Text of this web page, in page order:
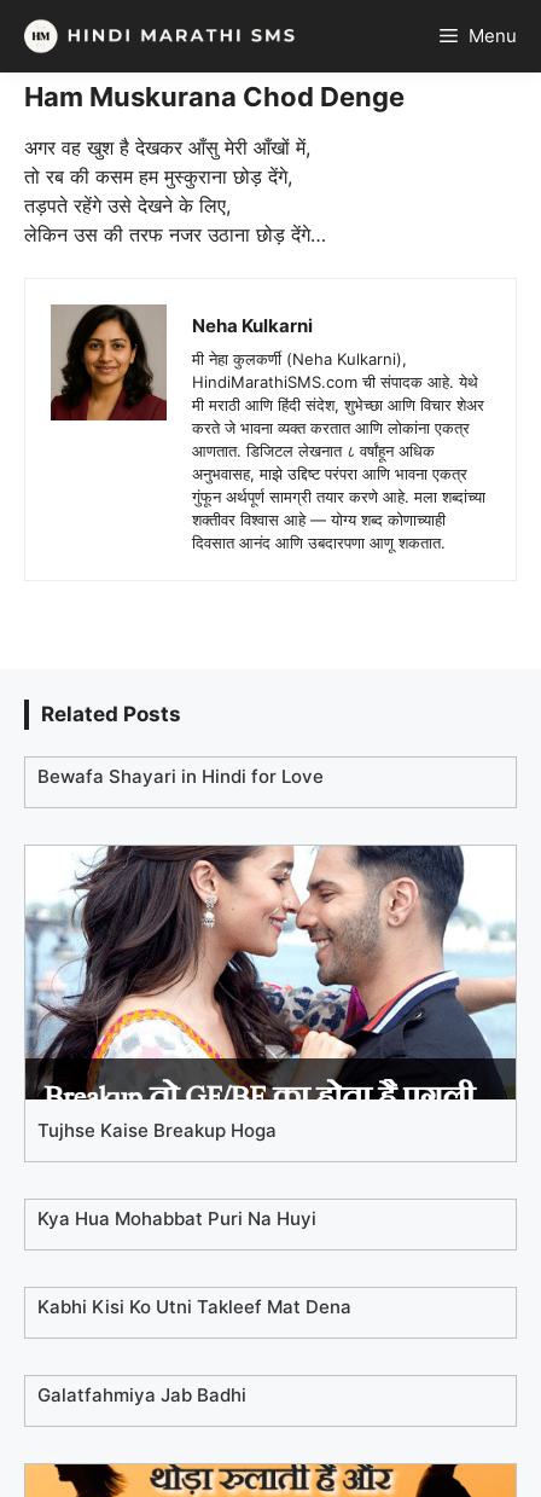
Skip
content
Menu
Ham Muskurana Chod Denge
अगर वह खुश है देखकर आँसु मेरी आँखों में,
तो रब की कसम हम मुस्कुराना छोड़ देंगे,
तड़पते रहेंगे उसे देखने के लिए,
लेकिन उस की तरफ नजर उठाना छोड़ देंगे…
Neha Kulkarni
मी नेहा कुलकर्णी (Neha Kulkarni),
HindiMarathiSMS.com ची संपादक आहे. येथे
मी मराठी आणि हिंदी संदेश, शुभेच्छा आणि विचार शेअर
करते जे भावना व्यक्त करतात आणि लोकांना एकत्र
आणतात. डिजिटल लेखनात ८ वर्षांहून अधिक
अनुभवासह, माझे उद्दिष्ट परंपरा आणि भावना एकत्र
गुंफून अर्थपूर्ण सामग्री तयार करणे आहे. मला शब्दांच्या
शक्तीवर विश्वास आहे — योग्य शब्द कोणाच्याही
दिवसात आनंद आणि उबदारपणा आणू शकतात.
Related Posts
Bewafa Shayari in Hindi for Love
Tujhse Kaise Breakup Hoga
Kya Hua Mohabbat Puri Na Huyi
Kabhi Kisi Ko Utni Takleef Mat Dena
Galatfahmiya Jab Badhi